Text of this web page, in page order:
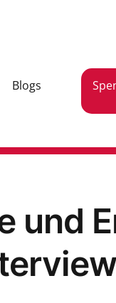
Blogs
und